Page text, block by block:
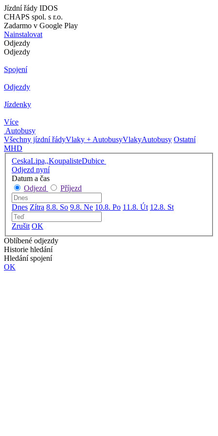
Jízdní řády IDOS
CHAPS spol. s r.o.
Zadarmo v Google Play
Nainstalovat
Odjezdy
Odjezdy
Spojení
Odjezdy
Jízdenky
Více
Autobusy
Všechny jízdní řádyVlaky + AutobusyVlakyAutobusy Ostatní
MHD
CeskaLipa,,KoupalisteDubice
Odjezd nyní
Datum a čas
Odjezd
Příjezd
Dnes Zítra 8.8. So 9.8. Ne 10.8. Po 11.8. Út 12.8. St
Zrušit OK
Oblíbené odjezdy
Historie hledání
Hledání spojení
OK